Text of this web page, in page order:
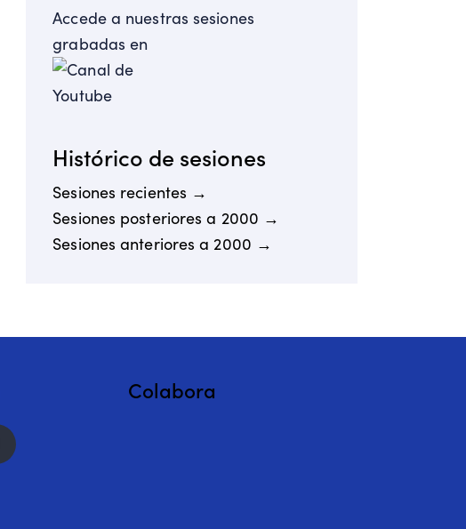
Accede a nuestras sesiones
grabadas en
Histórico de sesiones
Sesiones recientes →
Sesiones posteriores a 2000 →
Sesiones anteriores a 2000 →
Colabora